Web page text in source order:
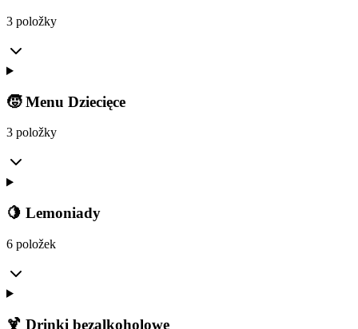
3 položky
🧒 Menu Dziecięce
3 položky
🍋 Lemoniady
6 položek
🍹 Drinki bezalkoholowe